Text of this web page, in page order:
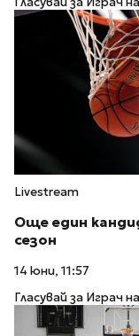
Livestream
Още един
сезон
14 юни, 11:57
Гласувай за Играч